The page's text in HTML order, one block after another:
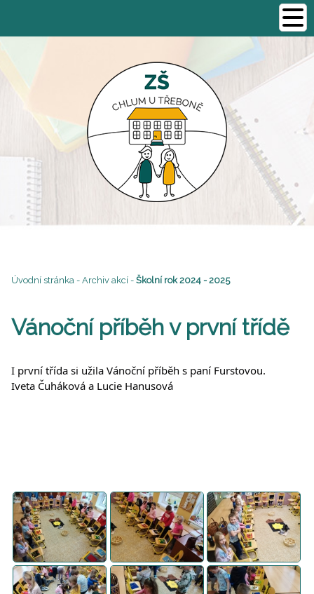
Úvodní stránka - Archiv akcí - Školní rok 2024 - 2025
Vánoční příběh v první třídě
I první třída si užila Vánoční příběh s paní Furstovou.
Iveta Čuháková a Lucie Hanusová